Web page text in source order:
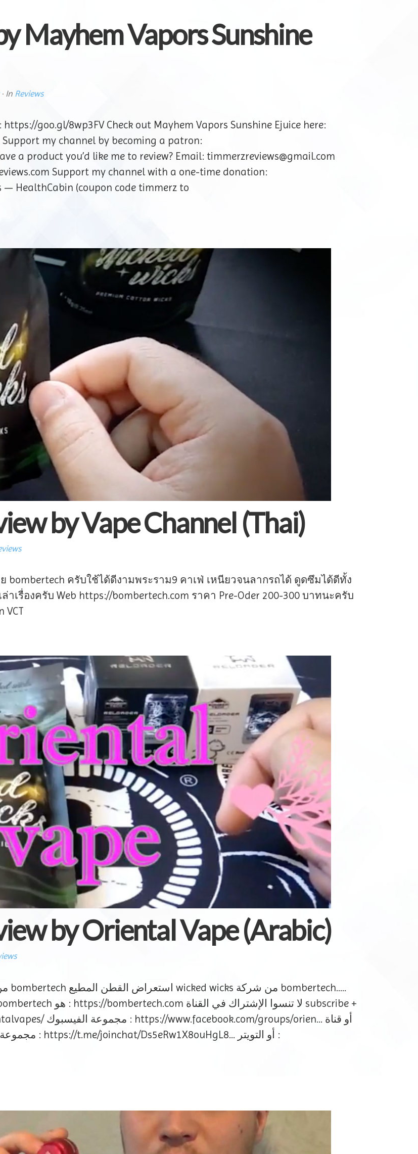
Mayhem Vapors Sunshine
· In Reviews
goo.gl/8wp3FV Check out Mayhem Vapors Sunshine Ejuice here:
my channel by becoming a patron:
a product you’d like me to review? Email: timmerzreviews@gmail.com
Support my channel with a one-time donation:
HealthCabin (coupon code timmerz to
by Vape Channel (Thai)
ย bombertech ครับใช้ได้ดีงามพระราม9 คาเฟ่ เหนียวจนลากรถได้ ดูดซึมได้ดีทั้ง
เรื่องครับ Web https://bombertech.com ราคา Pre-Oder 200-300 บาทนะครับ
by Oriental Vape (Arabic)